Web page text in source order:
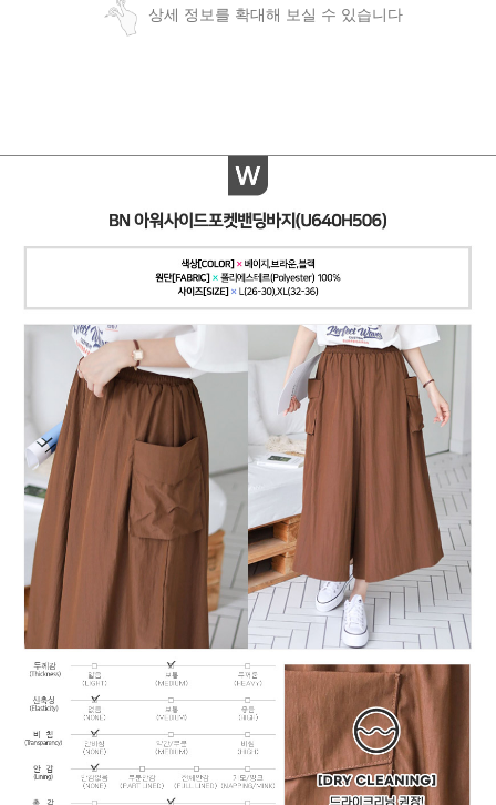
페이코 ID로
PAYCO 바로
상세 정보를 확대해 보실 수 있습니다